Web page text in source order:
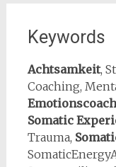
Keywords
Achtsamkeit,
Coaching,
Somatic
Trauma,